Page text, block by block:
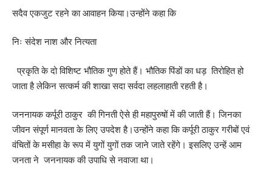
सदैव एकजुट रहने का आवाहन किया।उन्होंने कहा कि
निः संदेश नाश और नित्यता
प्रकृति के दो विशिष्ट भौतिक गुण होते हैं। भौतिक पिंडों का धड़ तिरोहित हो
जाता है लेकिन सत्कर्म की शाखा सदा सर्वदा लहलाहाती रहती है।
जननायक कर्पूरी ठाकुर की गिनती ऐसे ही महापुरुषों में की जाती हैं। जिनका
जीवन संपूर्ण मानवता के लिए उपदेश है।उन्होंने कहा कि कर्पूरी ठाकुर गरीबों एवं
वंचितों के मसीहा के रूप में युगों युगों तक जाने जाते रहेंगे। इसलिए उन्हें आम
जनता ने जननायक की उपाधि से नवाजा था।